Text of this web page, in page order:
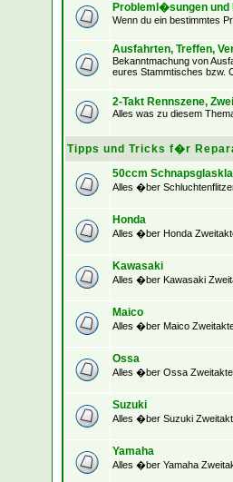
Probleml�sungen und
Wenn du ein bestimmtes
Ausfahrten, Treffen,
Bekanntmachung von
eures Stammtisches bzw.
2-Takt Rennszene,
Alles was zu diesem
Tipps und Tricks f�r
50ccm
Alles �ber
Honda
Alles �ber Honda
Kawasaki
Alles �ber Kawasaki
Maico
Alles �ber Maico
Ossa
Alles �ber Ossa
Suzuki
Alles �ber Suzuki
Yamaha
Alles �ber Yamaha